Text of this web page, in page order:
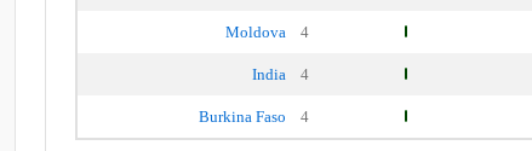
Moldova 4
India 4
Burkina Faso 4